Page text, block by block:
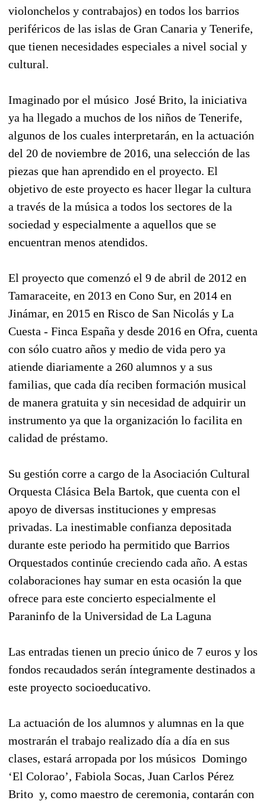
violonchelos y contrabajos) en todos los barrios
periféricos de las islas de Gran Canaria y Tenerife,
que tienen necesidades especiales a nivel social y
cultural.
Imaginado por el músico José Brito, la iniciativa
ya ha llegado a muchos de los niños de Tenerife,
algunos de los cuales interpretarán, en la actuación
del 20 de noviembre de 2016, una selección de las
piezas que han aprendido en el proyecto. El
objetivo de este proyecto es hacer llegar la cultura
a través de la música a todos los sectores de la
sociedad y especialmente a aquellos que se
encuentran menos atendidos.
El proyecto que comenzó el 9 de abril de 2012 en
Tamaraceite, en 2013 en Cono Sur, en 2014 en
Jinámar, en 2015 en Risco de San Nicolás y La
Cuesta - Finca España y desde 2016 en Ofra, cuenta
con sólo cuatro años y medio de vida pero ya
atiende diariamente a 260 alumnos y a sus
familias, que cada día reciben formación musical
de manera gratuita y sin necesidad de adquirir un
instrumento ya que la organización lo facilita en
calidad de préstamo.
Su gestión corre a cargo de la Asociación Cultural
Orquesta Clásica Bela Bartok, que cuenta con el
apoyo de diversas instituciones y empresas
privadas. La inestimable confianza depositada
durante este periodo ha permitido que Barrios
Orquestados continúe creciendo cada año. A estas
colaboraciones hay sumar en esta ocasión la que
ofrece para este concierto especialmente el
Paraninfo de la Universidad de La Laguna
Las entradas tienen un precio único de 7 euros y los
fondos recaudados serán íntegramente destinados a
este proyecto socioeducativo.
La actuación de los alumnos y alumnas en la que
mostrarán el trabajo realizado día a día en sus
clases, estará arropada por los músicos Domingo
‘El Colorao’, Fabiola Socas, Juan Carlos Pérez
Brito y, como maestro de ceremonia, contarán con